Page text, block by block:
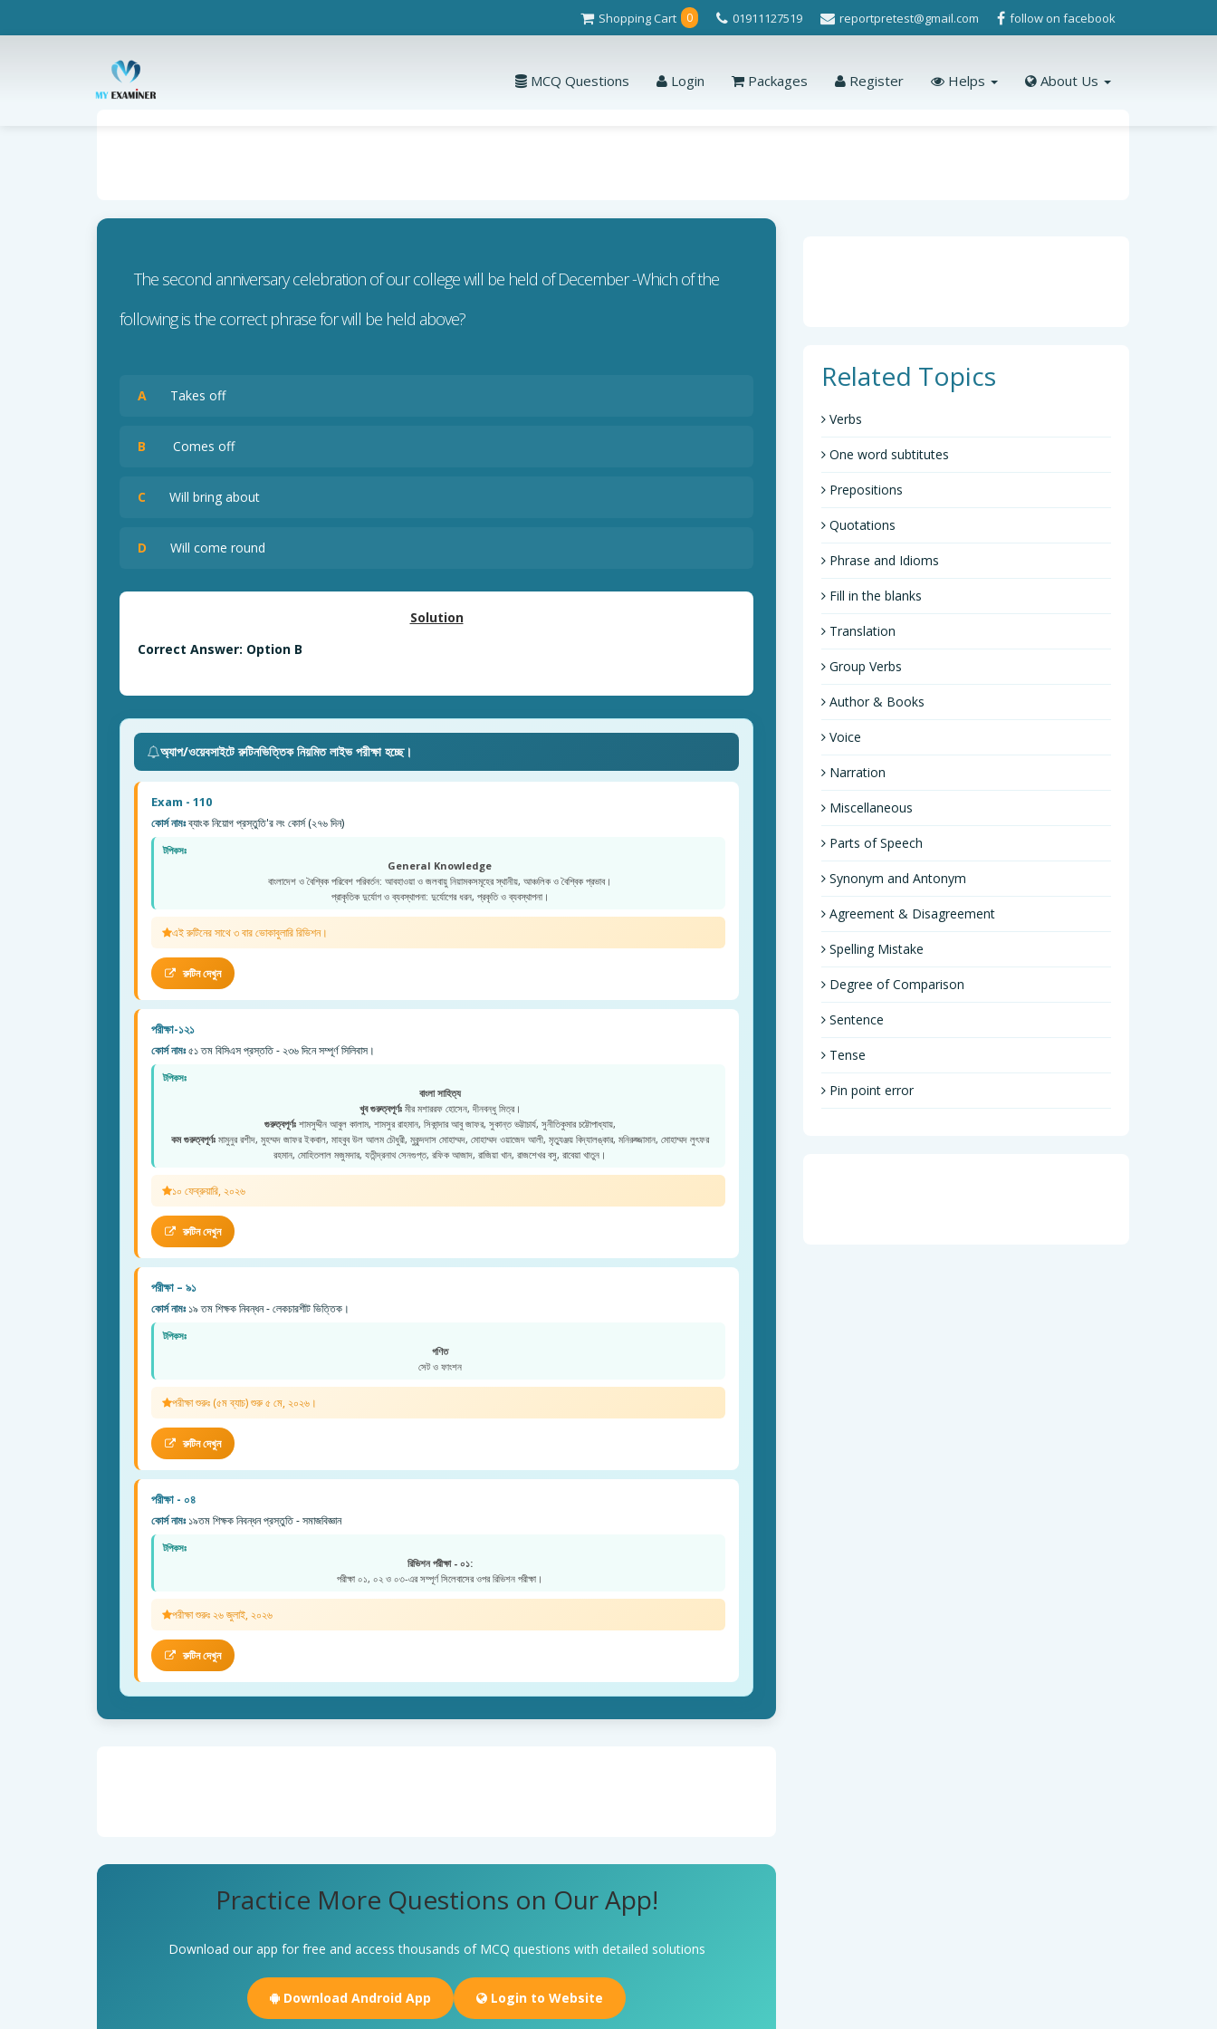
Shopping Cart 0 01911127519 reportpretest@gmail.com follow on facebook
MCQ Questions Login Packages Register Helps About Us
The second anniversary celebration of our college will be held of December -Which of the
following is the correct phrase for will be held above?
A Takes off
B Comes off
C Will bring about
D Will come round
Solution
Correct Answer: Option B
অ্যাপ/ওয়েবসাইটে রুটিনভিত্তিক নিয়মিত লাইভ পরীক্ষা হচ্ছে।
Exam - 110
কোর্স নামঃব্যাংক নিয়োগ প্রস্তুতি'র লং কোর্স (২৭৬ দিন)
টপিকসঃ
General Knowledge
বাংলাদেশ ও বৈশ্বিক পরিবেশ পরিবর্তন: আবহাওয়া ও জলবায়ু নিয়ামকসমূহের স্থানীয়, আঞ্চলিক ও বৈশ্বিক প্রভাব।
প্রাকৃতিক দুর্যোগ ও ব্যবস্থাপনা: দুর্যোগের ধরন, প্রকৃতি ও ব্যবস্থাপনা।
এই রুটিনের সাথে ৩ বার ভোকাবুলারি রিভিশন।
রুটিন দেখুন
পরীক্ষা-১২১
কোর্স নামঃ৫১ তম বিসিএস প্রস্ততি - ২৩৬ দিনে সম্পূর্ণ সিলিবাস।
টপিকসঃ
বাংলা সাহিত্য
খুব গুরুত্বপূর্ণঃমীর মশাররফ হোসেন, দীনবন্ধু মিত্র।
গুরুত্বপূর্ণঃশামসুদ্দীন আবুল কালাম, শামসুর রাহমান, সিকান্দার আবু জাফর, সুকান্ত ভট্টাচার্য, সুনীতিকুমার চট্টোপাধ্যায়,
কম গুরুত্বপূর্ণঃমামুনুর রশীদ, মুহম্মদ জাফর ইকবাল, মাহবুব উল আলম চৌধুরী, মুকুন্দদাস মোহাম্মদ, মোহাম্মদ ওয়াজেদ আলী, মৃত্যুঞ্জয় বিদ্যালঙ্কার, মনিরুজ্জামান, মোহাম্মদ লুৎফর
রহমান, মোহিতলাল মজুমদার, যতীন্দ্রনাথ সেনগুপ্ত, রফিক আজাদ, রাজিয়া খান, রাজশেখর বসু, রাবেয়া খাতুন।
১০ ফেব্রুয়ারি, ২০২৬
রুটিন দেখুন
পরীক্ষা – ৯১
কোর্স নামঃ১৯ তম শিক্ষক নিবন্ধন - লেকচারশীট ভিত্তিক।
টপিকসঃ
গণিত
সেট ও ফাংশন
পরীক্ষা শুরুঃ (৫ম ব্যাচ) শুরু ৫ মে, ২০২৬।
রুটিন দেখুন
পরীক্ষা - ০৪
কোর্স নামঃ১৯তম শিক্ষক নিবন্ধন প্রস্তুতি - সমাজবিজ্ঞান
টপিকসঃ
রিভিশন পরীক্ষা - ০১:
পরীক্ষা ০১, ০২ ও ০৩-এর সম্পূর্ণ সিলেবাসের ওপর রিভিশন পরীক্ষা।
পরীক্ষা শুরুঃ ২৬ জুলাই, ২০২৬
রুটিন দেখুন
Practice More Questions on Our App!
Download our app for free and access thousands of MCQ questions with detailed solutions
Download Android App Login to Website
Related Topics
Verbs
One word subtitutes
Prepositions
Quotations
Phrase and Idioms
Fill in the blanks
Translation
Group Verbs
Author & Books
Voice
Narration
Miscellaneous
Parts of Speech
Synonym and Antonym
Agreement & Disagreement
Spelling Mistake
Degree of Comparison
Sentence
Tense
Pin point error